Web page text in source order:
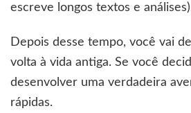
escreve longos textos e
Depois desse tempo, você vai
volta à vida antiga. Se você
desenvolver uma verdadeira
rápidas.